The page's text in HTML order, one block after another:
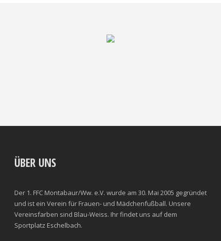
ÜBER UNS
Der 1. FFC Montabaur/Ww. e.V. wurde am 30. Mai 2005 gegründet
und ist ein Verein für Frauen- und Mädchenfußball. Unsere
Vereinsfarben sind Blau-Weiss. Ihr findet uns auf dem
Sportplatz Eschelbach.